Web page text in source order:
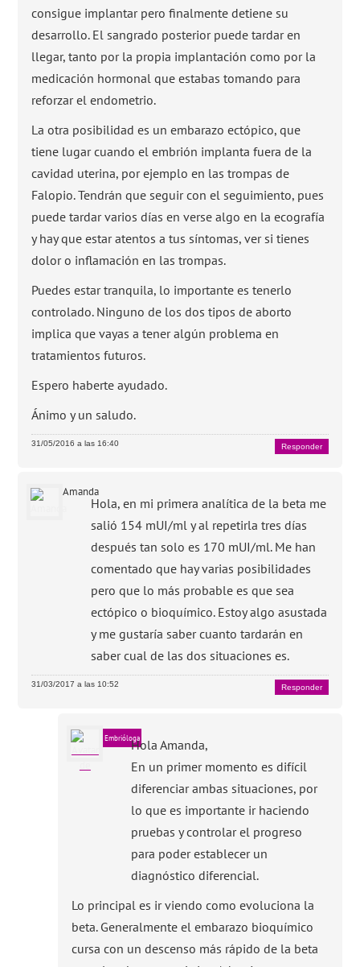
consigue implantar pero finalmente detiene su
desarrollo. El sangrado posterior puede tardar en
llegar, tanto por la propia implantación como por la
medicación hormonal que estabas tomando para
reforzar el endometrio.
La otra posibilidad es un embarazo ectópico, que
tiene lugar cuando el embrión implanta fuera de la
cavidad uterina, por ejemplo en las trompas de
Falopio. Tendrán que seguir con el seguimiento, pues
puede tardar varios días en verse algo en la ecografía
y hay que estar atentos a tus síntomas, ver si tienes
dolor o inflamación en las trompas.
Puedes estar tranquila, lo importante es tenerlo
controlado. Ninguno de los dos tipos de aborto
implica que vayas a tener algún problema en
tratamientos futuros.
Espero haberte ayudado.
Ánimo y un saludo.
31/05/2016 a las 16:40 Responder
Amanda
Hola, en mi primera analítica de la beta me
salió 154 mUI/ml y al repetirla tres días
después tan solo es 170 mUI/ml. Me han
comentado que hay varias posibilidades
pero que lo más probable es que sea
ectópico o bioquímico. Estoy algo asustada
y me gustaría saber cuanto tardarán en
saber cual de las dos situaciones es.
31/03/2017 a las 10:52 Responder
EmbriólogaHola Amanda,
En un primer momento es difícil
diferenciar ambas situaciones, por
lo que es importante ir haciendo
pruebas y controlar el progreso
para poder establecer un
diagnóstico diferencial.
Lo principal es ir viendo como evoluciona la
beta. Generalmente el embarazo bioquímico
cursa con un descenso más rápido de la beta